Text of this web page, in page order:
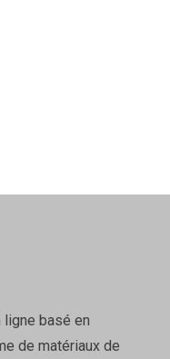
ligne basé en
de matériaux de